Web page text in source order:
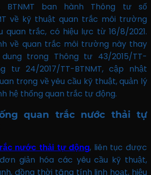
BTNMT ban hành Thông tư số
về kỹ thuật quan trắc môi trường
quan trắc, có hiệu lực từ 16/8/2021.
về quan trắc môi trường này thay
trong Thông tư 43/2015/TT-
tư 24/2017/TT-BTNMT, cập nhật
trọng về yêu cầu kỹ thuật, quản lý
hệ thống quan trắc tự động.
quan trắc nước thải tự
nước thải tự động, liên tục được
giản hóa các yêu cầu kỹ thuật,
đồng thời tăng tính linh hoạt, hiệu